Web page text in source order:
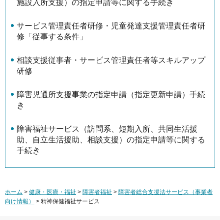
施設入所支援）の指定申請等に関する手続き
サービス管理責任者研修・児童発達支援管理責任者研
修「従事する条件」
相談支援従事者・サービス管理責任者等スキルアップ
研修
障害児通所支援事業の指定申請（指定更新申請）手続
き
障害福祉サービス（訪問系、短期入所、共同生活援
助、自立生活援助、相談支援）の指定申請等に関する
手続き
ホーム > 健康・医療・福祉 > 障害者福祉 > 障害者総合支援法サービス（事業者
向け情報）
> 精神保健福祉サービス